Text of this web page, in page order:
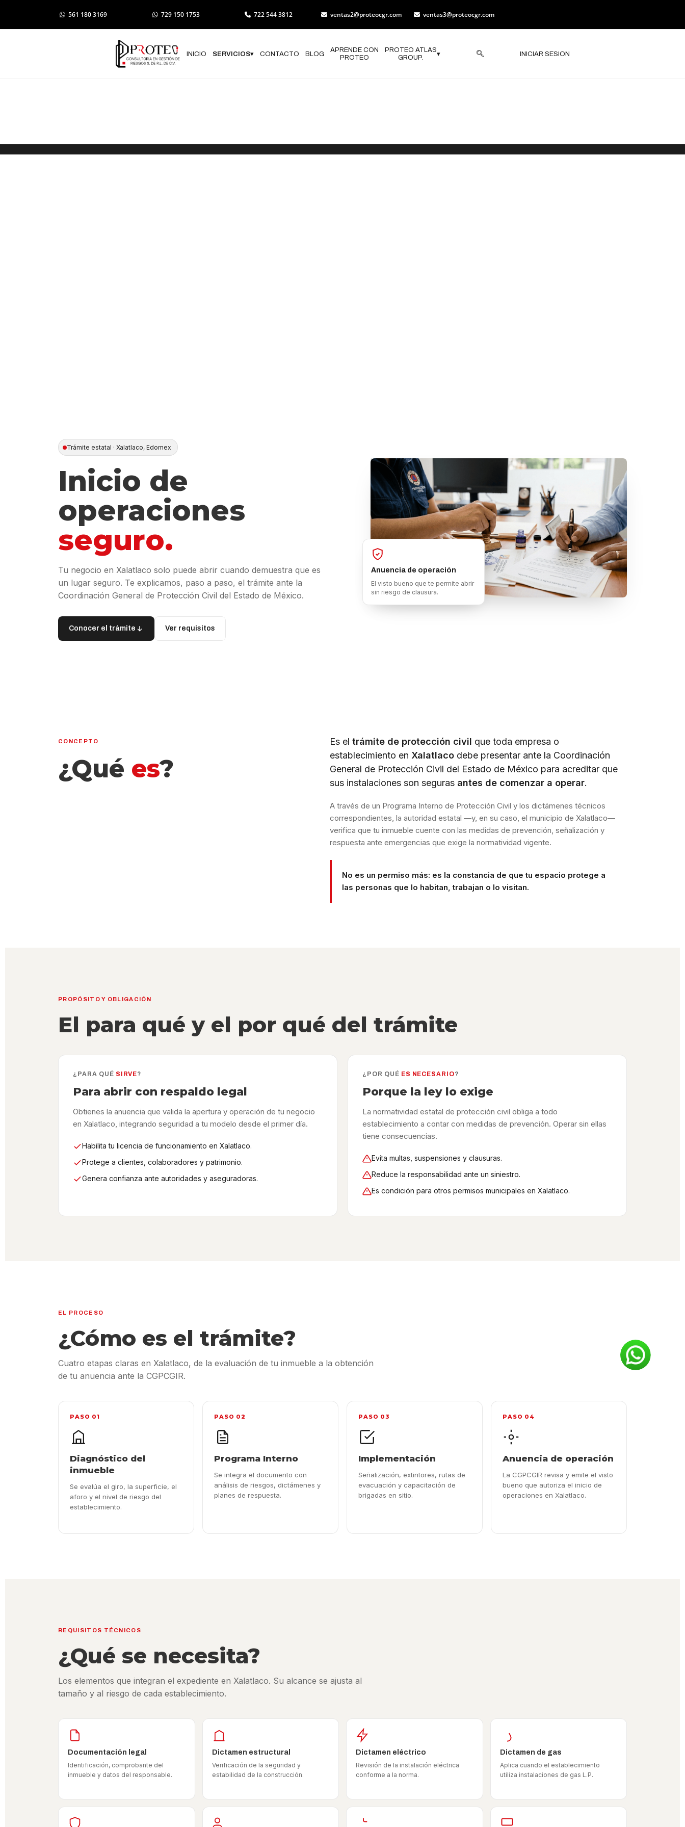
561 180 3169 729 150 1753 722 544 3812 ventas2@proteocgr.com ventas3@proteocgr.com
INICIO SERVICIOS▾ CONTACTO BLOG
APRENDE CON
PROTEO
PROTEO ATLAS
GROUP.
▾ INICIAR SESION
Trámite estatal · Xalatlaco, Edomex
Inicio de
operaciones
seguro.
Tu negocio en Xalatlaco solo puede abrir cuando demuestra que es
un lugar seguro. Te explicamos, paso a paso, el trámite ante la
Coordinación General de Protección Civil del Estado de México.
Conocer el trámite Ver requisitos
Anuencia de operación
El visto bueno que te permite abrir
sin riesgo de clausura.
CONCEPTO
¿Qué es?
Es eltrámite de protección civil que toda empresa o
establecimiento en Xalatlaco debe presentar ante la Coordinación
General de Protección Civil del Estado de México para acreditar que
sus instalaciones son seguras antes de comenzar a operar.
A través de un Programa Interno de Protección Civil y los dictámenes técnicos
correspondientes, la autoridad estatal —y, en su caso, el municipio de Xalatlaco—
verifica que tu inmueble cuente con las medidas de prevención, señalización y
respuesta ante emergencias que exige la normatividad vigente.
No es un permiso más: es la constancia de que tu espacio protege a
las personas que lo habitan, trabajan o lo visitan.
PROPÓSITO Y OBLIGACIÓN
El para qué y el por qué del trámite
¿PARA QUÉ SIRVE?
Para abrir con respaldo legal
Obtienes la anuencia que valida la apertura y operación de tu negocio
en Xalatlaco, integrando seguridad a tu modelo desde el primer día.
Habilita tu licencia de funcionamiento en Xalatlaco.
Protege a clientes, colaboradores y patrimonio.
Genera confianza ante autoridades y aseguradoras.
¿POR QUÉ ES NECESARIO?
Porque la ley lo exige
La normatividad estatal de protección civil obliga a todo
establecimiento a contar con medidas de prevención. Operar sin ellas
tiene consecuencias.
Evita multas, suspensiones y clausuras.
Reduce la responsabilidad ante un siniestro.
Es condición para otros permisos municipales en Xalatlaco.
EL PROCESO
¿Cómo es el trámite?
Cuatro etapas claras en Xalatlaco, de la evaluación de tu inmueble a la obtención
de tu anuencia ante la CGPCGIR.
PASO 01
Diagnóstico del
inmueble
Se evalúa el giro, la superficie, el
aforo y el nivel de riesgo del
establecimiento.
PASO 02
Programa Interno
Se integra el documento con
análisis de riesgos, dictámenes y
planes de respuesta.
PASO 03
Implementación
Señalización, extintores, rutas de
evacuación y capacitación de
brigadas en sitio.
PASO 04
Anuencia de operación
La CGPCGIR revisa y emite el visto
bueno que autoriza el inicio de
operaciones en Xalatlaco.
REQUISITOS TÉCNICOS
¿Qué se necesita?
Los elementos que integran el expediente en Xalatlaco. Su alcance se ajusta al
tamaño y al riesgo de cada establecimiento.
Documentación legal
Identificación, comprobante del
inmueble y datos del responsable.
Dictamen estructural
Verificación de la seguridad y
estabilidad de la construcción.
Dictamen eléctrico
Revisión de la instalación eléctrica
conforme a la norma.
Dictamen de gas
Aplica cuando el establecimiento
utiliza instalaciones de gas L.P.